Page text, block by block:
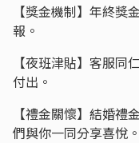
【獎金機制】年終獎
報。
【夜班津貼】客服同
付出。
【禮金關懷】結婚禮
們與你一同分享喜悅。